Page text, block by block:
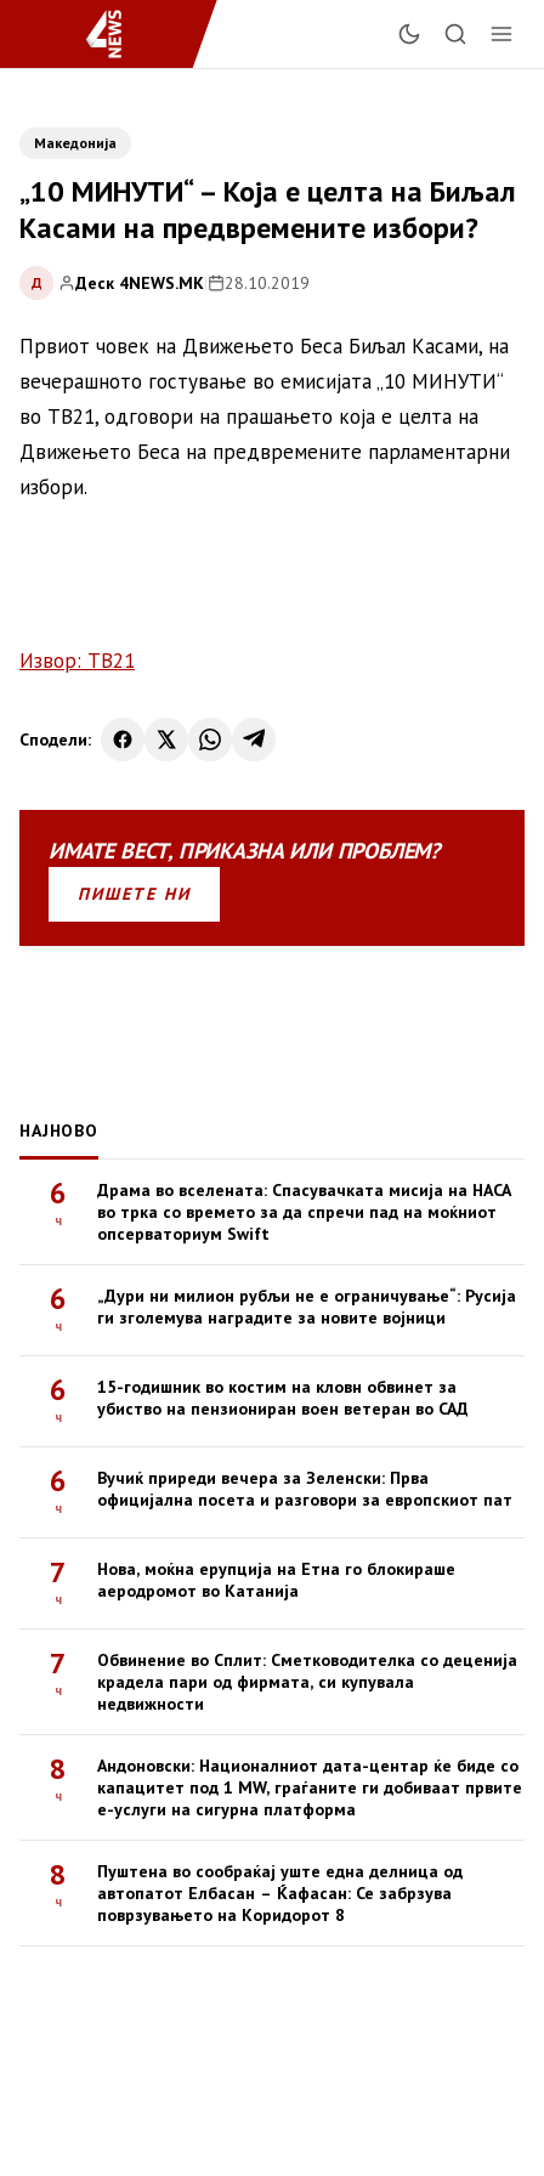
Македонија
„10 МИНУТИ“ – Која е целта на Биљал
Касами на предвремените избори?
Д Деск 4NEWS.MK| 28.10.2019
Првиот човек на Движењето Беса Биљал Касами, на
вечерашното гостување во емисијата „10 МИНУТИ“
во ТВ21, одговори на прашањето која е целта на
Движењето Беса на предвремените парламентарни
избори.
Извор: ТВ21
Сподели:
ИМАТЕВЕСТ, ПРИКАЗНАИЛИПРОБЛЕМ?
ПИШЕТЕ НИ
НАЈНОВО
6
ч
Драма во вселената: Спасувачката мисија на НАСА
во трка со времето за да спречи пад на моќниот
опсерваториум Swift
6
ч
„Дури ни милион рубљи не е ограничување“: Русија
ги зголемува наградите за новите војници
6
ч
15-годишник во костим на кловн обвинет за
убиство на пензиониран воен ветеран во САД
6
ч
Вучиќ приреди вечера за Зеленски: Прва
официјална посета и разговори за европскиот пат
7
ч
Нова, моќна ерупција на Етна го блокираше
аеродромот во Катанија
7
ч
Обвинение во Сплит: Сметководителка со деценија
крадела пари од фирмата, си купувала
недвижности
8
ч
Андоновски: Националниот дата-центар ќе биде со
капацитет под 1 MW, граѓаните ги добиваат првите
е-услуги на сигурна платформа
8
ч
Пуштена во сообраќај уште една делница од
автопатот Елбасан – Ќафасан: Се забрзува
поврзувањето на Коридорот 8